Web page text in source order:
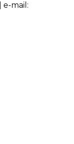
| e-mail: